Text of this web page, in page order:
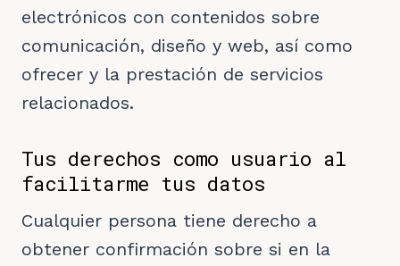
electrónicos con contenidos sobre
comunicación, diseño y web, así como
ofrecer y la prestación de servicios
relacionados.
Tus derechos como usuario al
facilitarme tus datos
Cualquier persona tiene derecho a
obtener confirmación sobre si en la